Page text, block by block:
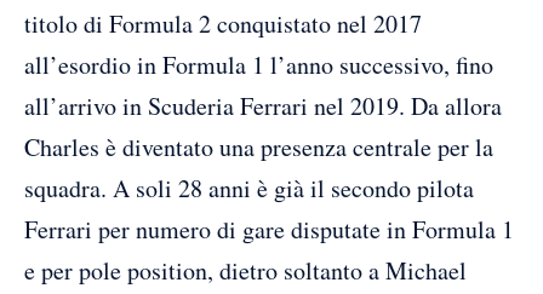
titolo di Formula 2 conquistato nel 2017
all’esordio in Formula 1 l’anno successivo, fino
all’arrivo in Scuderia Ferrari nel 2019. Da allora
Charles è diventato una presenza centrale per la
squadra. A soli 28 anni è già il secondo pilota
Ferrari per numero di gare disputate in Formula 1
e per pole position, dietro soltanto a Michael